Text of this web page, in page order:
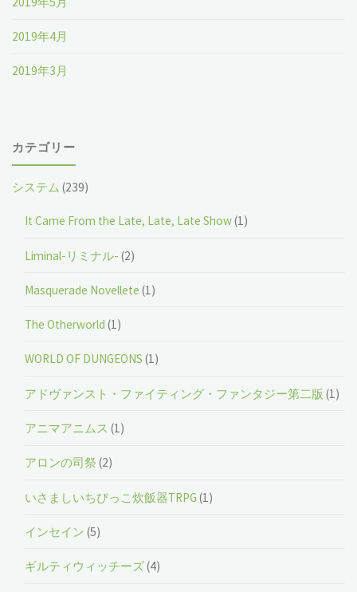
2019年4月
2019年3月
カテゴリー
システム (239)
It Came From the Late, Late, Late Show(1)
Liminal-リミナル- (2)
Masquerade Novellete (1)
The Otherworld (1)
WORLD OF DUNGEONS (1)
アドヴァンスト・ファイティング・ファンタジー第二版 (1)
アニマアニムス (1)
アロンの司祭 (2)
いさましいちびっこ炊飯器TRPG (1)
インセイン (5)
ギルティウィッチーズ(4)